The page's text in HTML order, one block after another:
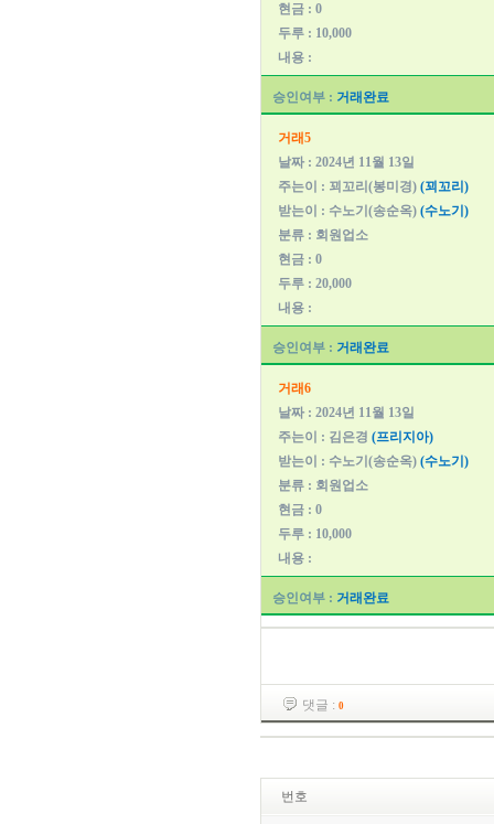
현금 : 0
두루 : 10,000
내용 :
승인여부 : 거래완료
거래5
날짜 : 2024년 11월 13일
주는이 : 꾀꼬리(봉미경) (꾀꼬리)
받는이 : 수노기(송순옥) (수노기)
분류 : 회원업소
현금 : 0
두루 : 20,000
내용 :
승인여부 : 거래완료
거래6
날짜 : 2024년 11월 13일
주는이 : 김은경 (프리지아)
받는이 : 수노기(송순옥) (수노기)
분류 : 회원업소
현금 : 0
두루 : 10,000
내용 :
승인여부 : 거래완료
댓글 : 0
번호